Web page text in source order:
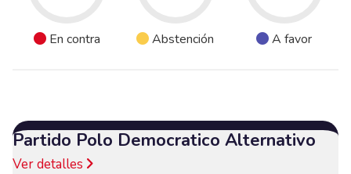
En contra Abstención A favor
Partido Polo Democratico Alternativo
Ver detalles